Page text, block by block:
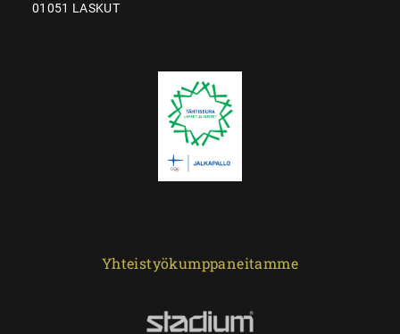
01051 LASKUT
Yhteistyökumppaneitamme